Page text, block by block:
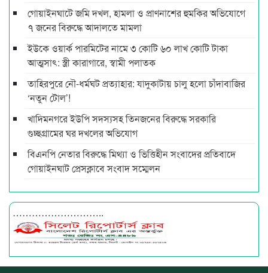
গোয়াইনঘাটে জমি দখল, হামলা ও প্রাণনাশের হুমকির অভিযোগে
৭ জনের বিরুদ্ধে আদালতে মামলা
ইউকে ওয়ার্ক পারমিটের নামে ৩ কোটি ৬০ লাখ কোটি টাকা
আত্মসাৎ: স্ত্রী কারাগারে, স্বামী পলাতক
তাহিরপুরে নৌ-ধর্মঘট প্রত্যাহার: যাদুকাটায় চালু হলো চাঁদাবাজির
‘নতুন টোল’!
খাদিমনগরে ইউপি সদস্যসহ তিনজনের বিরুদ্ধে সরকারি
গুচ্ছগ্রামের ঘর দখলের অভিযোগ
বিএনপি নেতার বিরুদ্ধে মিথ্যা ও ভিত্তিহীন সংবাদের প্রতিবাদে
গোয়াইনঘাট প্রেসক্লাবে সংবাদ সম্মেলন
………………………..